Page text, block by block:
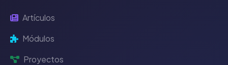
Artículos
Módulos
Proyectos